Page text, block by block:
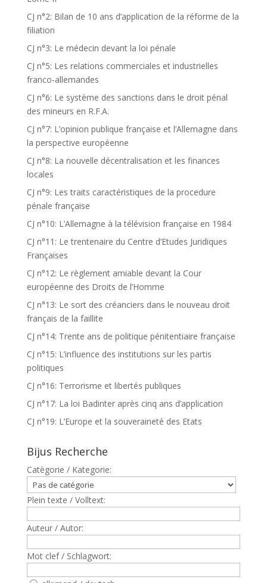
CJ n°2: Bilan de 10 ans d’application de la réforme de la
filiation
CJ n°3: Le médecin devant la loi pénale
CJ n°5: Les relations commerciales et industrielles
franco-allemandes
CJ n°6: Le système des sanctions dans le droit pénal
des mineurs en R.F.A.
CJ n°7: L’opinion publique française et l’Allemagne dans
la perspective européenne
CJ n°8: La nouvelle décentralisation et les finances
locales
CJ n°9: Les traits caractéristiques de la procedure
pénale française
CJ n°10: L’Allemagne à la télévision française en 1984
CJ n°11: Le trentenaire du Centre d’Etudes Juridiques
Françaises
CJ n°12: Le règlement amiable devant la Cour
européenne des Droits de l’Homme
CJ n°13: Le sort des créanciers dans le nouveau droit
français de la faillite
CJ n°14: Trente ans de politique pénitentiaire française
CJ n°15: L’influence des institutions sur les partis
politiques
CJ n°16: Terrorisme et libertés publiques
CJ n°17: La loi Badinter après cinq ans d’application
CJ n°19: L’Europe et la souveraineté des Etats
Bijus Recherche
Catègorie / Kategorie:
Plein texte / Volltext:
Auteur / Autor:
Mot clef / Schlagwort: